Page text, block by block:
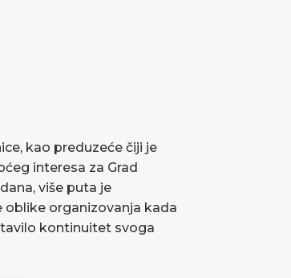
kao preduzeće čiji je
interesa za Grad
više puta je
oblike organizovanja kada
kontinuitet svoga